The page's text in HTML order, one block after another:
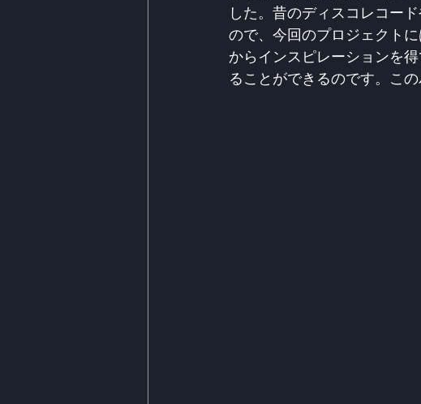
した。昔のディスコレコー
ので、今回のプロジェクト
からインスピレーションを
ることができるのです。こ